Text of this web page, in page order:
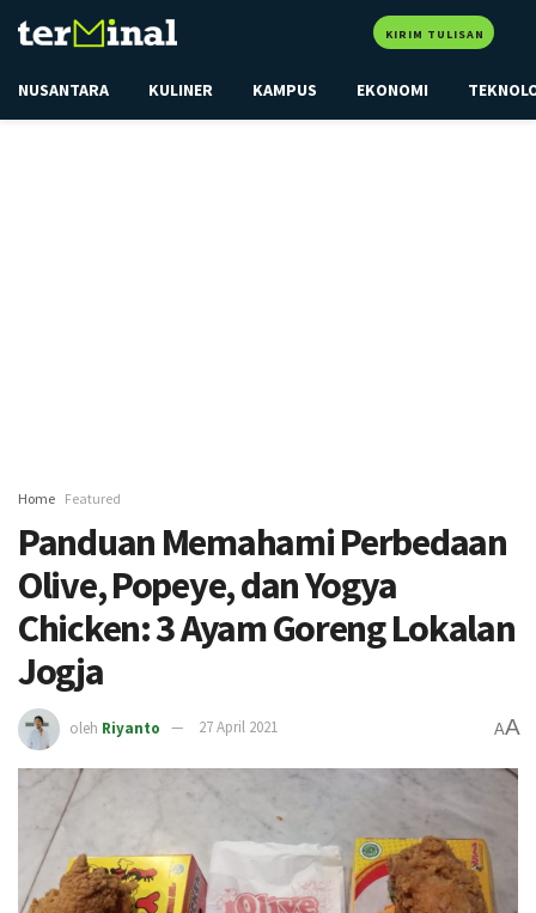
KIRIM TULISAN
NUSANTARA KULINER KAMPUS EKONOMI
Home Featured
Panduan Memahami Perbedaan
Olive, Popeye, dan Yogya
Chicken: 3 Ayam Goreng Lokalan
Jogja
oleh Riyanto 27 April 2021 AA